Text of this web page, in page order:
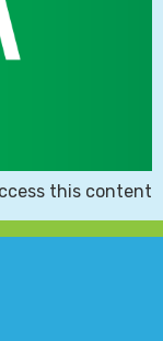
this content